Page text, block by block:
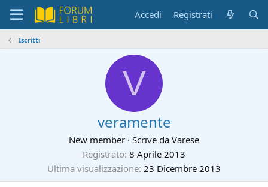
Accedi Registrati
Iscritti
V
veramente
New member · Scrive da Varese
Registrato 8 Aprile 2013
Ultima visualizzazione 23 Dicembre 2013